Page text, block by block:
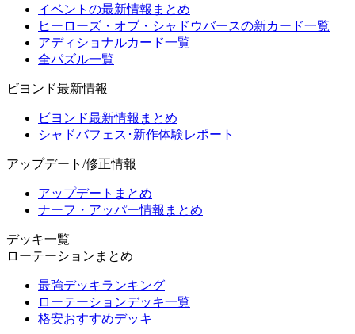
イベントの最新情報まとめ
ヒーローズ・オブ・シャドウバースの新カード一覧
アディショナルカード一覧
全パズル一覧
ビヨンド最新情報
ビヨンド最新情報まとめ
シャドバフェス･新作体験レポート
アップデート/修正情報
アップデートまとめ
ナーフ・アッパー情報まとめ
デッキ一覧
ローテーションまとめ
最強デッキランキング
ローテーションデッキ一覧
格安おすすめデッキ